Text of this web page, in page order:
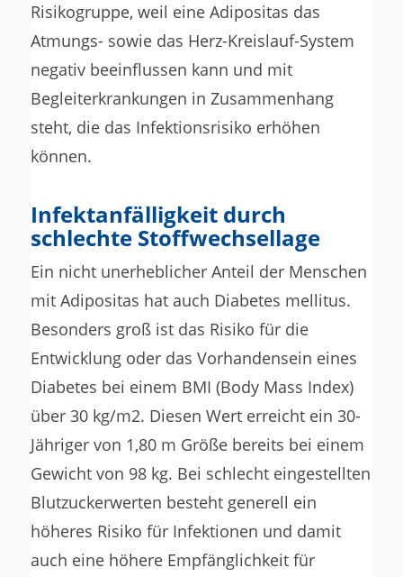
Risikogruppe, weil eine Adipositas das
Atmungs- sowie das Herz-Kreislauf-System
negativ beeinflussen kann und mit
Begleiterkrankungen in Zusammenhang
steht, die das Infektionsrisiko erhöhen
können.
Infektanfälligkeit durch
schlechte Stoffwechsellage
Ein nicht unerheblicher Anteil der Menschen
mit Adipositas hat auch Diabetes mellitus.
Besonders groß ist das Risiko für die
Entwicklung oder das Vorhandensein eines
Diabetes bei einem BMI (Body Mass Index)
über 30 kg/m2. Diesen Wert erreicht ein 30-
Jähriger von 1,80 m Größe bereits bei einem
Gewicht von 98 kg. Bei schlecht eingestellten
Blutzuckerwerten besteht generell ein
höheres Risiko für Infektionen und damit
auch eine höhere Empfänglichkeit für